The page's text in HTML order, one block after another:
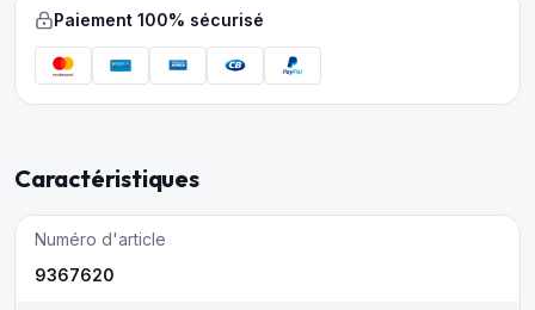
Paiement 100% sécurisé
Caractéristiques
Numéro d'article
9367620